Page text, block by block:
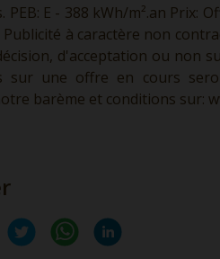
PEB: E - 388 kWh/m².an Prix:
Publicité à caractère non
d'acceptation ou non
sur une offre en cours
barème et conditions sur: